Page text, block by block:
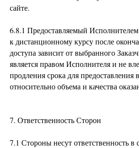
сайте.
6.8.1 Предоставляемый
к дистанционному курсу после
доступа зависит от выбранного
является правом Исполнителя и не
продления срока для предоставления
относительно объема и качества
7. Ответственность Сторон
7.1 Стороны несут ответственность в